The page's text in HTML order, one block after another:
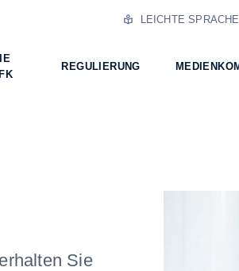
REGULIERUNG
LEICHTE SPRACHE
Sie